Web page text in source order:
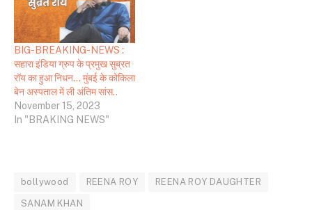
BIG-BREAKING-NEWS :
सहारा इंडिया ग्रुप के प्रमुख सुब्रत
रॉय का हुआ निधन… मुंबई के कोकिला
बेन अस्पताल में ली अंतिम सांस..
November 15, 2023
In "BRAKING NEWS"
bollywood REENA ROY REENA ROY DAUGHTER
SANAM KHAN